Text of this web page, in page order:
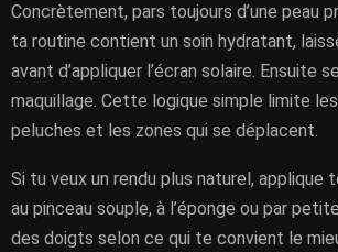
Concrètement, pars toujours d’une peau
ta routine contient un soin hydratant,
avant d’appliquer l’écran solaire. Ensuite
maquillage. Cette logique simple limite
peluches et les zones qui se déplacent.
Si tu veux un rendu plus naturel, applique
au pinceau souple, à l’éponge ou par
des doigts selon ce qui te convient le